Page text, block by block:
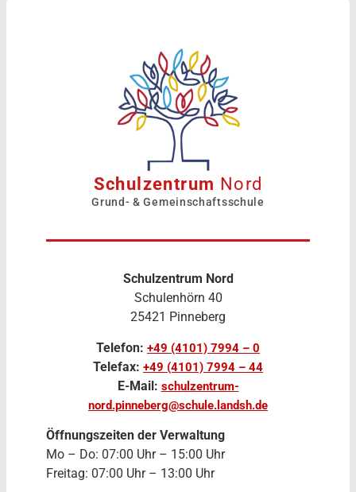
Schulzentrum Nord
Grund- & Gemeinschaftsschule
Schulzentrum Nord
Schulenhörn 40
25421 Pinneberg
Telefon: +49 (4101) 7994 – 0
Telefax: +49 (4101) 7994 – 44
E-Mail: schulzentrum-
nord.pinneberg@schule.landsh.de
Öffnungszeiten der Verwaltung
Mo – Do: 07:00 Uhr – 15:00 Uhr
Freitag: 07:00 Uhr – 13:00 Uhr